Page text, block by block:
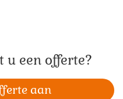
u een offerte?
aan